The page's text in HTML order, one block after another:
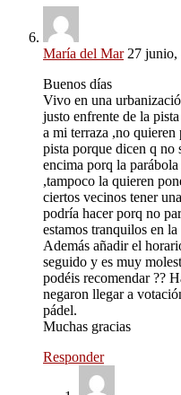
María del Mar 27 junio,
Buenos días
Vivo en una
justo enfrente de la
a mi terraza ,no
pista porque dicen q no
encima porq la
,tampoco la quieren
ciertos vecinos tener
podría hacer porq no
estamos tranquilos en
Además añadir el
seguido y es muy
podéis recomendar ??
negaron llegar a
pádel.
Muchas gracias
Responder